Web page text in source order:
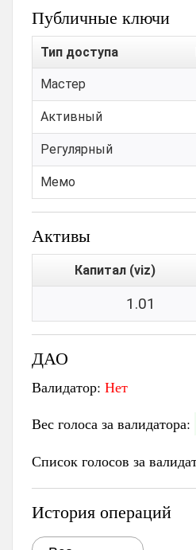
Публичные ключи
Тип доступа
Мастер
Активный
Регулярный
Мемо
Активы
Капитал (viz)
1.01
ДАО
Валидатор: Нет
Вес голоса за валидатора:
Список голосов за
История операций